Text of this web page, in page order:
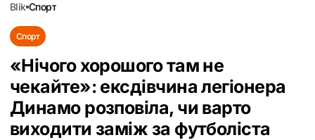
blik спорт
Спорт
«Нічого хорошого там не
чекайте»: ексдівчина легіонера
Динамо розповіла, чи варто
виходити заміж за футболіста